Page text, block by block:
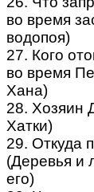
во время
водопоя)
27. Кого
во время
Хана)
28. Хозяин
Хатки)
29. Откуда
(Деревья и
его)